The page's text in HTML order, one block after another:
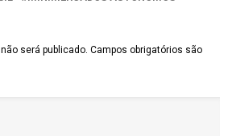
será publicado. Campos obrigatórios são